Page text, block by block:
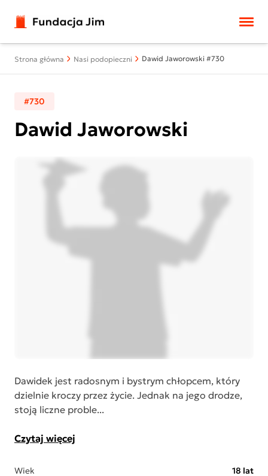
Strona główna Nasi podopieczni Dawid Jaworowski #730
#730
Dawid Jaworowski
Dawidek jest radosnym i bystrym chłopcem, który
dzielnie kroczy przez życie. Jednak na jego drodze,
stoją liczne proble...
Czytaj więcej
Wiek 18 lat